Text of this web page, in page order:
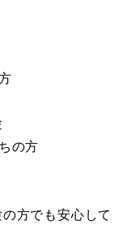
の方
方でも安心して